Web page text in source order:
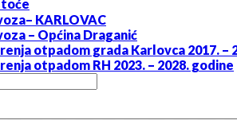
KARLOVAC
– Općina Draganić
otpadom grada Karlovca 2017. –
otpadom RH 2023. – 2028. godine